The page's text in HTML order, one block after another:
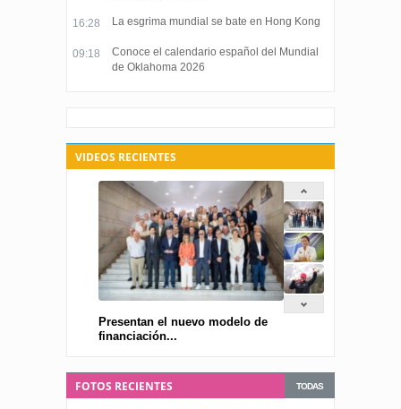
16:28 La esgrima mundial se bate en Hong Kong
09:18
Conoce el calendario español del Mundial
de Oklahoma 2026
VIDEOS RECIENTES
Presentan el nuevo modelo de
financiación...
TODAS
FOTOS RECIENTES